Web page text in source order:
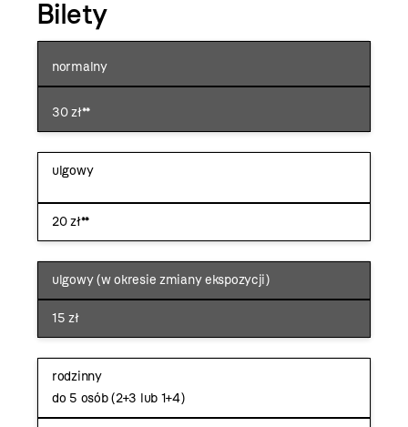
Bilety
normalny
30 zł**
ulgowy
20 zł**
ulgowy (w okresie zmiany ekspozycji)
15 zł
rodzinny
do 5 osób (2+3 lub 1+4)